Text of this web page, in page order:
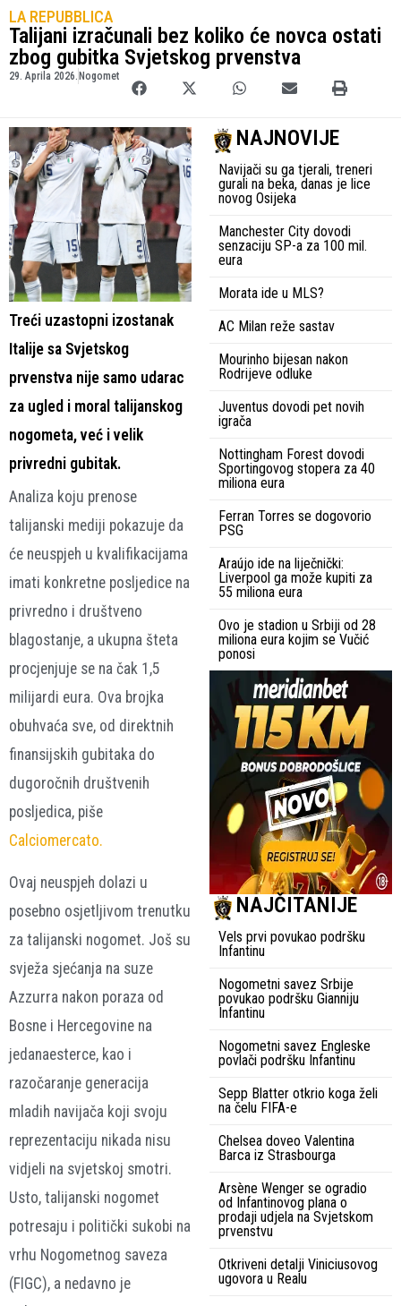
LA REPUBBLICA
Talijani izračunali bez koliko će novca ostati
zbog gubitka Svjetskog prvenstva
29. Aprila 2026. Nogomet
Treći uzastopni izostanak
Italije sa Svjetskog
prvenstva nije samo udarac
za ugled i moral talijanskog
nogometa, već i velik
privredni gubitak.
Analiza koju prenose
talijanski mediji pokazuje da
će neuspjeh u kvalifikacijama
imati konkretne posljedice na
privredno i društveno
blagostanje, a ukupna šteta
procjenjuje se na čak 1,5
milijardi eura. Ova brojka
obuhvaća sve, od direktnih
finansijskih gubitaka do
dugoročnih društvenih
posljedica, piše
Calciomercato.
Ovaj neuspjeh dolazi u
posebno osjetljivom trenutku
za talijanski nogomet. Još su
svježa sjećanja na suze
Azzurra nakon poraza od
Bosne i Hercegovine na
jedanaesterce, kao i
razočaranje generacija
mladih navijača koji svoju
reprezentaciju nikada nisu
vidjeli na svjetskoj smotri.
Usto, talijanski nogomet
potresaju i politički sukobi na
vrhu Nogometnog saveza
(FIGC), a nedavno je
NAJNOVIJE
Navijači su ga tjerali, treneri
gurali na beka, danas je lice
novog Osijeka
Manchester City dovodi
senzaciju SP-a za 100 mil.
eura
Morata ide u MLS?
AC Milan reže sastav
Mourinho bijesan nakon
Rodrijeve odluke
Juventus dovodi pet novih
igrača
Nottingham Forest dovodi
Sportingovog stopera za 40
miliona eura
Ferran Torres se dogovorio
PSG
Araújo ide na liječnički:
Liverpool ga može kupiti za
55 miliona eura
Ovo je stadion u Srbiji od 28
miliona eura kojim se Vučić
ponosi
NAJČITANIJE
Vels prvi povukao podršku
Infantinu
Nogometni savez Srbije
povukao podršku Gianniju
Infantinu
Nogometni savez Engleske
povlači podršku Infantinu
Sepp Blatter otkrio koga želi
na čelu FIFA-e
Chelsea doveo Valentina
Barca iz Strasbourga
Arsène Wenger se ogradio
od Infantinovog plana o
prodaji udjela na Svjetskom
prvenstvu
Otkriveni detalji Viniciusovog
ugovora u Realu